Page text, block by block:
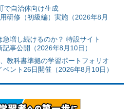
で自治体向け生成
研修（初級編）実施（2026年8月
増し続けるのか？ 特設サイト
記事公開（2026年8月10日）
教科書準拠の学習ポートフォリオ
ント26日開催（2026年8月10日）